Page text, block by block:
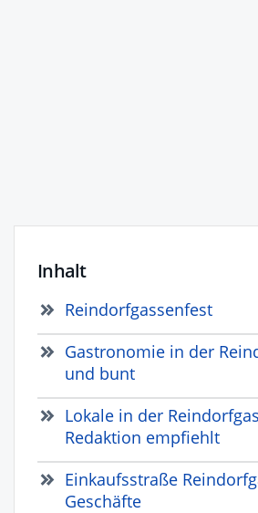
Inhalt
Reindorfgassenfest
Gastronomie in der
und bunt
Lokale in der
Redaktion empfiehlt
Einkaufsstraße
Geschäfte